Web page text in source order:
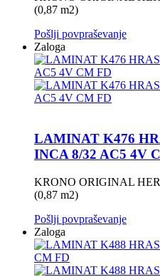
(0,87 m2)
Pošlji povpraševanje
Zaloga
LAMINAT K476
INCA 8/32 AC5 4V
KRONO ORIGINAL
(0,87 m2)
Pošlji povpraševanje
Zaloga